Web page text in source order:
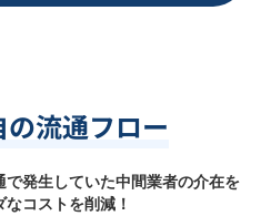
流通フロー
発生していた中間業者の介在を
コストを削減！